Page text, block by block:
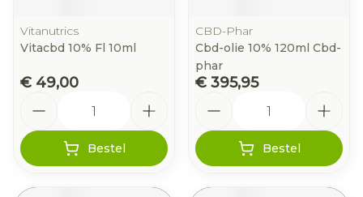
Vitanutrics
Vitacbd 10% Fl 10ml
€ 49,00
Bestel
CBD-Phar
Cbd-olie 10% 120ml Cbd-
phar
€ 395,95
Bestel